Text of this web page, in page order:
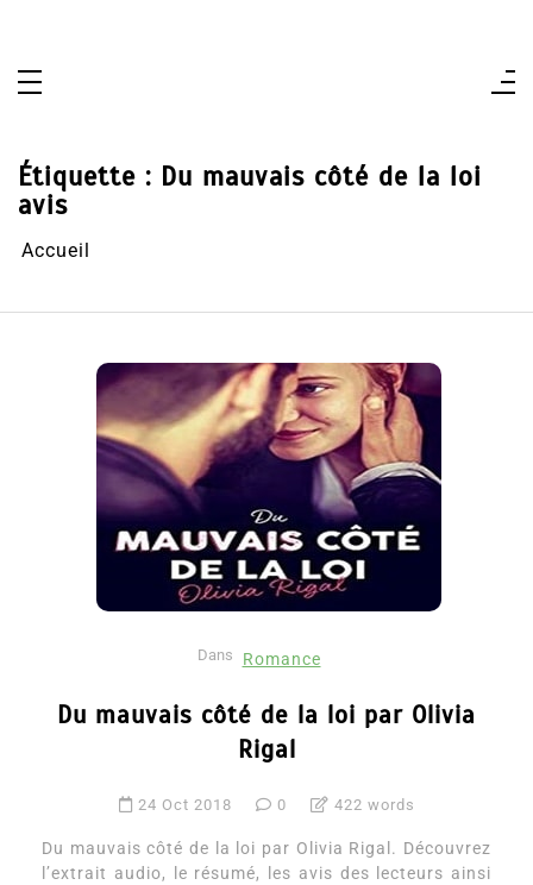
Étiquette : Du mauvais côté de la loi
avis
Accueil
Dans Romance
Du mauvais côté de la loi par Olivia
Rigal
24 Oct 2018 0 422 words
Du mauvais côté de la loi par Olivia Rigal. Découvrez
l’extrait audio, le résumé, les avis des lecteurs ainsi